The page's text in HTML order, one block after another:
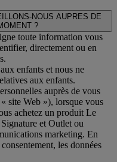
NOUS AUPRES DE
?
toute information vous
directement ou en
enfants et nous ne
aux enfants.
auprès de vous
site Web »), lorsque vous
achetez un produit Le
et Outlet ou
marketing. En
les données